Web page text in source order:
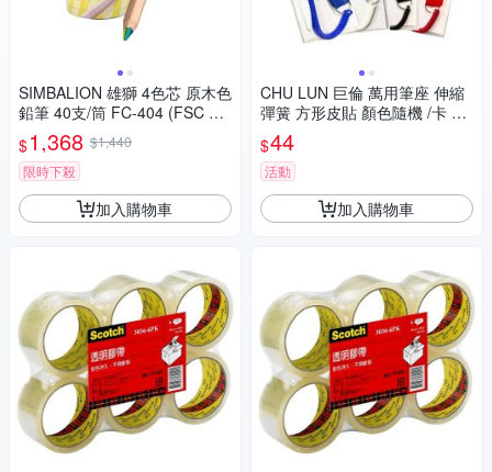
SIMBALION 雄獅 4色芯 原木色
鉛筆 40支/筒 FC-404 (FSC 認
證)
$1,368 $1,440
限時下殺
加入購物車
CHU LUN 巨倫 萬用筆座 伸縮
彈簧 方形皮貼 顏色隨機 /卡 A-
1731
$44
活動
加入購物車